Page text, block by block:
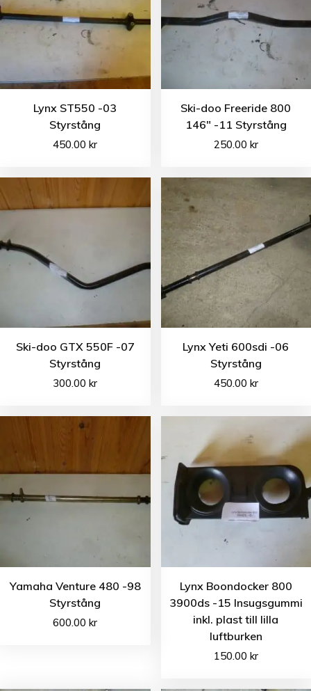
Lynx ST550 -03
Styrstång
450.00kr
Ski-doo Freeride 800
146″ -11 Styrstång
250.00 kr
Ski-doo GTX 550F -07
Styrstång
300.00kr
Lynx Yeti 600sdi -06
Styrstång
450.00 kr
Yamaha Venture 480 -98
Styrstång
600.00kr
Lynx Boondocker 800
3900ds -15 Insugsgummi
inkl. plast till lilla
luftburken
150.00 kr